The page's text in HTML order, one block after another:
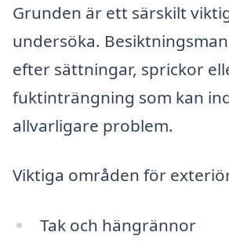
Grunden är ett särskilt
undersöka.
efter sättningar, sprickor
fuktinträngning som kan
allvarligare problem.
Viktiga områden för
Tak och hängrännor